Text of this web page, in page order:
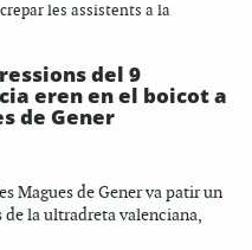
les assistents a la
del 9
eren en el boicot a
de Gener
Magues de Gener va patir un
la ultradreta valenciana,